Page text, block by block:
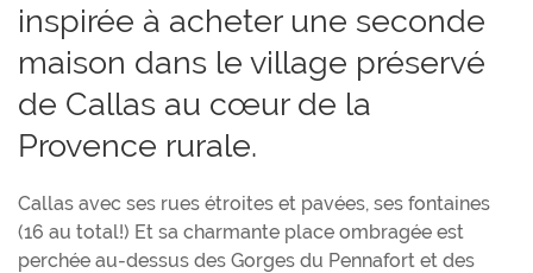
inspirée à acheter une seconde
maison dans le village préservé
de Callas au cœur de la
Provence rurale.
Callas avec ses rues étroites et pavées, ses fontaines
(16 au total!) Et sa charmante place ombragée est
perchée au-dessus des Gorges du Pennafort et des